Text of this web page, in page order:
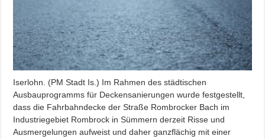
Iserlohn. (PM Stadt Is.) Im Rahmen des städtischen
Ausbauprogramms für Deckensanierungen wurde festgestellt,
dass die Fahrbahndecke der Straße Rombrocker Bach im
Industriegebiet Rombrock in Sümmern derzeit Risse und
Ausmergelungen aufweist und daher ganzflächig mit einer